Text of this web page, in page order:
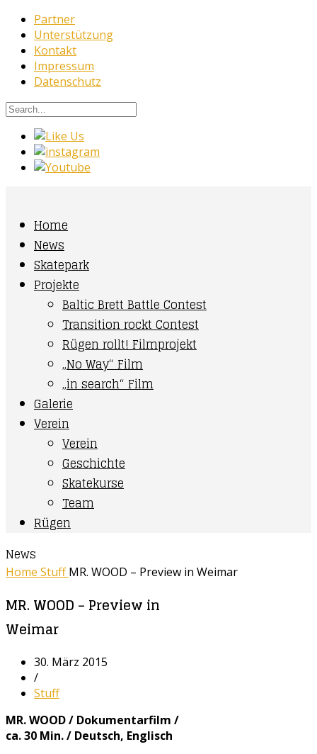
Partner
Unterstützung
Kontakt
Impressum
Datenschutz
Home
News
Skatepark
Projekte
Baltic Brett Battle Contest
Transition rockt Contest
Rügen rollt! Filmprojekt
„No Way“ Film
„in search“ Film
Galerie
Verein
Verein
Geschichte
Skatekurse
Team
Rügen
News
Home Stuff MR. WOOD – Preview in Weimar
MR. WOOD – Preview in
Weimar
30. März 2015
/
Stuff
MR. WOOD / Dokumentarfilm /
ca. 30 Min. / Deutsch, Englisch